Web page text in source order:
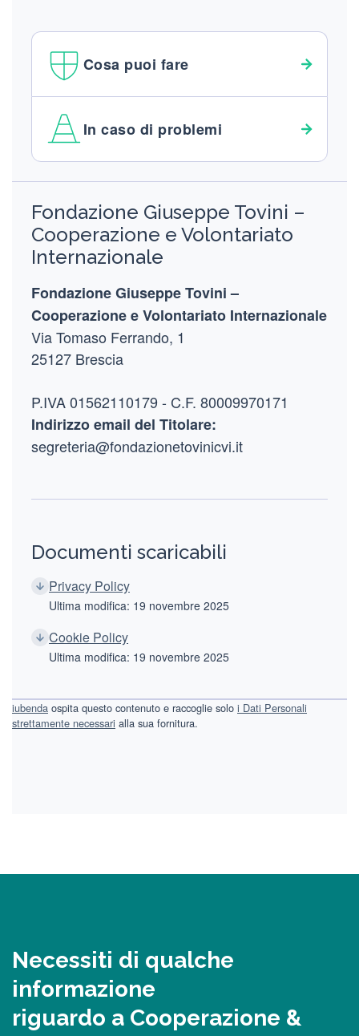
Cosa puoi fare
In caso di problemi
Fondazione Giuseppe Tovini –
Cooperazione e Volontariato
Internazionale
Fondazione Giuseppe Tovini –
Cooperazione e Volontariato Internazionale
Via Tomaso Ferrando, 1
25127 Brescia
P.IVA 01562110179 - C.F. 80009970171
Indirizzo email del Titolare:
segreteria@fondazionetovinicvi.it
Documenti scaricabili
Privacy Policy
Ultima modifica: 19 novembre 2025
Cookie Policy
Ultima modifica: 19 novembre 2025
iubenda ospita questo contenuto e raccoglie solo i Dati Personali
strettamente necessari alla sua fornitura.
Necessiti di qualche
informazione
riguardo a Cooperazione &